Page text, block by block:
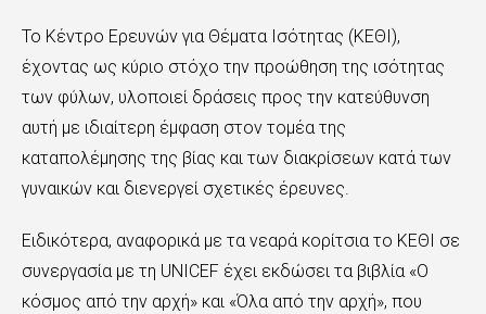
Το Κέντρο Ερευνών για Θέματα Ισότητας (ΚΕΘΙ),
έχοντας ως κύριο στόχο την προώθηση της ισότητας
των φύλων, υλοποιεί δράσεις προς την κατεύθυνση
αυτή με ιδιαίτερη έμφαση στον τομέα της
καταπολέμησης της βίας και των διακρίσεων κατά των
γυναικών και διενεργεί σχετικές έρευνες.
Ειδικότερα, αναφορικά με τα νεαρά κορίτσια το ΚΕΘΙ σε
συνεργασία με τη UNICEF έχει εκδώσει τα βιβλία «Ο
κόσμος από την αρχή» και «Όλα από την αρχή», που